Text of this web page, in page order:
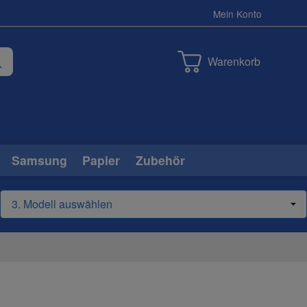
Mein Konto
Warenkorb
Samsung Papier Zubehör